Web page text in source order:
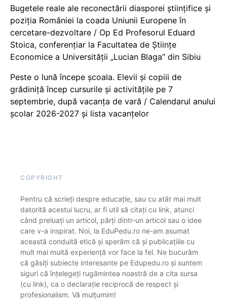
Bugetele reale ale reconectării diasporei științifice și
poziția României la coada Uniunii Europene în
cercetare-dezvoltare / Op Ed Profesorul Eduard
Stoica, conferențiar la Facultatea de Științe
Economice a Universității „Lucian Blaga” din Sibiu
Peste o lună începe școala. Elevii și copiii de
grădiniță încep cursurile și activitățile pe 7
septembrie, după vacanța de vară / Calendarul anului
școlar 2026-2027 și lista vacanțelor
COPYRIGHT
Pentru că scrieți despre educație, sau cu atât mai mult
datorită acestui lucru, ar fi util să citați cu link, atunci
când preluați un articol, părți dintr-un articol sau o idee
care v-a inspirat. Noi, la EduPedu.ro ne-am asumat
această conduită etică și sperăm că și publicațiile cu
mult mai multă experiență vor face la fel. Ne bucurăm
că găsiți subiecte interesante pe Edupedu.ro și suntem
siguri că înțelegeți rugămintea noastră de a cita sursa
(cu link), ca o declarație reciprocă de respect și
profesionalism. Vă mulțumim!